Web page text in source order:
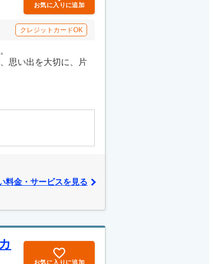
お気に入りに追加
クレジットカードOK
思い出を大切に、片
料金・サービスを見る
お気に入りに追加